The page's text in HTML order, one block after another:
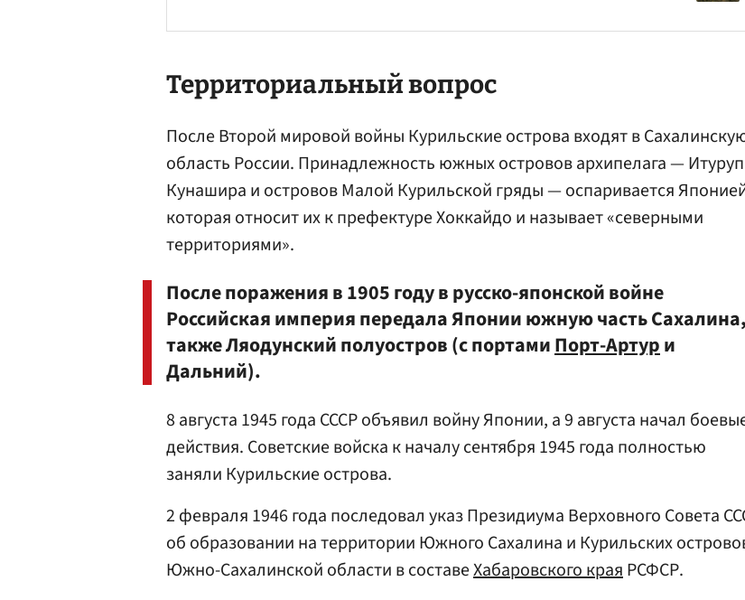
Территориальный вопрос
После Второй мировой войны Курильские острова входят в
область России. Принадлежность южных островов архипелага —
Кунашира и островов Малой Курильской гряды — оспаривается
которая относит их к префектуре Хоккайдо и называет «северными
территориями».
После поражения в 1905 году в русско-японской войне
Российская империя передала Японии южную часть
также Ляодунский полуостров (с портамиПорт-Артури
Дальний).
8 августа 1945 года СССР объявил войну Японии, а 9 августа начал
действия. Советские войска к началу сентября 1945 года полностью
заняли Курильские острова.
2 февраля 1946 года последовал указ Президиума Верховного Совета
об образовании на территории Южного Сахалина и Курильских
Южно-Сахалинской области в составеХабаровского краяРСФСР.